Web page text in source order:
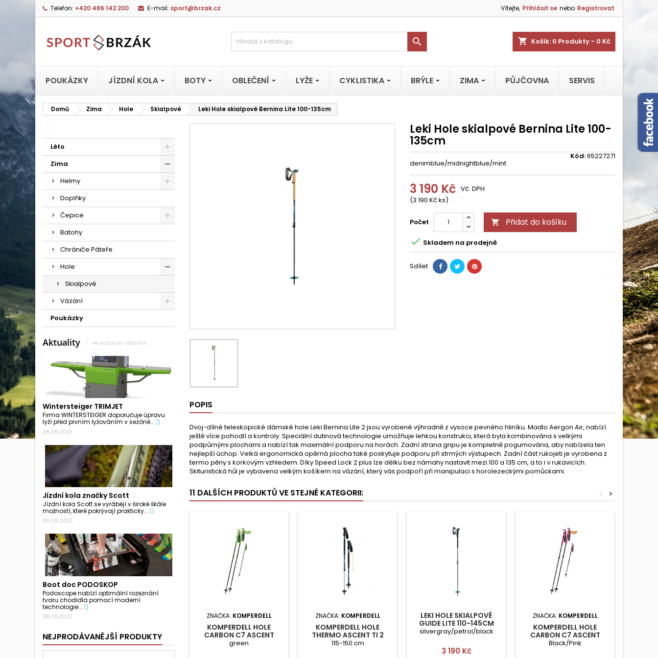
Telefon: +420 486 142 200 E-mail: sport@brzak.cz Vítejte, Přihlásit se nebo Registrovat
shopping_cart Košík: 0 Produkty - 0 Kč

POUKÁZKY JÍZDNÍ KOLA BOTY OBLEČENÍ LYŽE CYKLISTIKA BRÝLE ZIMA PŮJČOVNA SERVIS
Domů Zima Hole Skialpové Leki Hole skialpové Bernina Lite 100-135cm
Léto
Zima
Helmy
Doplňky
Čepice
Batohy
Chrániče Páteře
Hole
Skialpové
Vázání
Poukázky
Aktuality PROHLÉDNOUT VŠECHNY
Wintersteiger TRIMJET
Firma WINTERSTEIGER doporučuje úpravu
lyží před prvním lyžováním v sezóně...
26.05.2021
Jízdní kola značky Scott
Jízdní kola Scott se vyrábějí v široké škále
možností, které pokrývají prakticky...
20.06.2021
Boot doc PODOSKOP
Podoscope nabízí optimální rozeznání
tvaru chodidla pomocí moderní
technologie...
26.05.2021
NEJPRODÁVANĚJŠÍ PRODUKTY
Leki Hole skialpové Bernina Lite 100-
135cm
Kód:65227271
denimblue/midnightblue/mint
3 190 Kč
(3 190 Kč ks)
Vč. DPH
Počet  Přidat do košíku
 Skladem na prodejně
Sdílet
POPIS
Dvoj-dílné teleskopické dámské hole Leki Bernina Lite 2 jsou vyrobené výhradně z vysoce pevného hliníku. Madlo Aergon Air, nabízí
ještě více pohodlí a kontroly. Speciální dutinová technologie umožňuje lehkou konstrukci, která byla kombinována s velkými
podpůrnými plochami a nabízí tak maximální podporu na horách. Zadní strana gripu je kompletně pogumována, aby nabízela ten
nejlepší úchop. Velká ergonomická opěrná plocha také poskytuje podporu při strmých výstupech. Zadní část rukojeti je vyrobena z
termo pěny s korkovým vzhledem. Díky Speed Lock 2 plus lze délku bez námahy nastavit mezi 100 a 135 cm, a to i v rukavicích.
Skituristická hůl je vybavena velkým košíkem na vázání, který vás podpoří při manipulaci s horolezeckými pomůckami.
11 DALŠÍCH PRODUKTŮ VE STEJNÉ KATEGORII: >
<
ZNAČKA: KOMPERDELL
KOMPERDELL HOLE
CARBON C7 ASCENT
TELESKOP.
green
ZNAČKA: KOMPERDELL
KOMPERDELL HOLE
THERMO ASCENT TI 2
115-150 cm
LEKI HOLE SKIALPOVÉ
GUIDE LITE 110-145CM
silvergray/petrol/black
Cena
3 190 Kč
ZNAČKA: KOMPERDELL
KOMPERDELL HOLE
CARBON C7 ASCENT
BERRY
Black/Pink